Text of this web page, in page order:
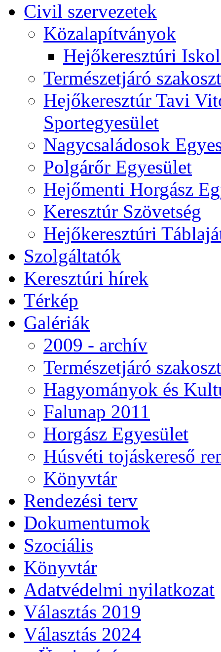
Civil szervezetek
Közalapítványok
Hejőkeresztúri
Természetjáró
Hejőkeresztúr Tavi
Sportegyesület
Nagycsaládosok
Polgárőr Egyesület
Hejőmenti Horgász
Keresztúr Szövetség
Hejőkeresztúri
Szolgáltatók
Keresztúri hírek
Térkép
Galériák
2009 - archív
Természetjáró
Hagyományok és
Falunap 2011
Horgász Egyesület
Húsvéti tojáskereső
Könyvtár
Rendezési terv
Dokumentumok
Szociális
Könyvtár
Adatvédelmi nyilatkozat
Választás 2019
Választás 2024